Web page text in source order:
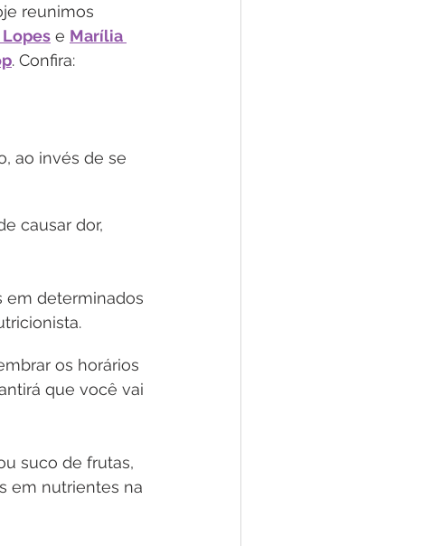
reunimos
e Marília
. Confira:
ao invés de se
causar dor,
em determinados
os horários
que você vai
suco de frutas,
em nutrientes na